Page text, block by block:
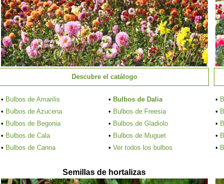
Descubre el catálogo
• Bulbos de Amarilis
• Bulbos de Azucena
• Bulbos de Begonia
• Bulbos de Cala
• Bulbos de Canna
• Bulbos de Dalia
• Bulbos de Freesia
• Bulbos de Gladiolo
• Bulbos de Muguet
• Ver todos los bulbos
•
•
•
•
•
Semillas de hortalizas